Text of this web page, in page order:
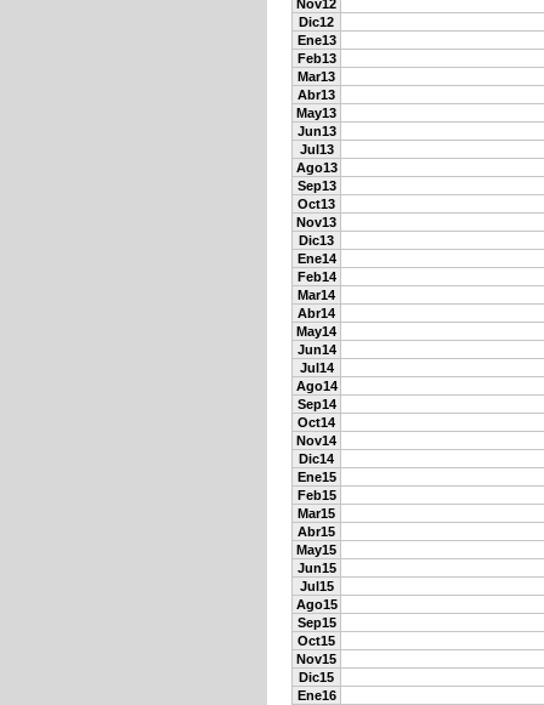
Nov12
Dic12
Ene13
Feb13
Mar13
Abr13
May13
Jun13
Jul13
Ago13
Sep13
Oct13
Nov13
Dic13
Ene14
Feb14
Mar14
Abr14
May14
Jun14
Jul14
Ago14
Sep14
Oct14
Nov14
Dic14
Ene15
Feb15
Mar15
Abr15
May15
Jun15
Jul15
Ago15
Sep15
Oct15
Nov15
Dic15
Ene16